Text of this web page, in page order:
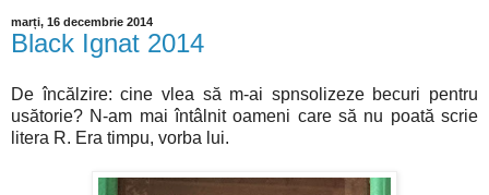
marți, 16 decembrie 2014
Black Ignat 2014
De încălzire: cine vlea să m-ai spnsolizeze becuri pentru
usătorie? N-am mai întâlnit oameni care să nu poată scrie
litera R. Era timpu, vorba lui.